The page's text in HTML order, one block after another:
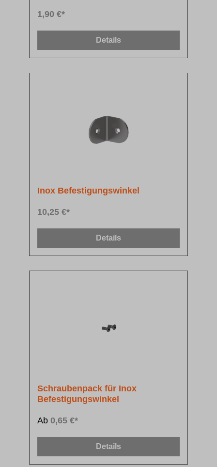
1,90 €*
Details
Inox Befestigungswinkel
10,25 €*
Details
Schraubenpack für Inox
Befestigungswinkel
Ab 0,65 €*
Details